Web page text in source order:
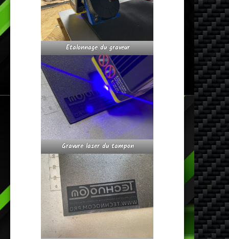
Etalonnage du graveur
Gravure laser du tampon